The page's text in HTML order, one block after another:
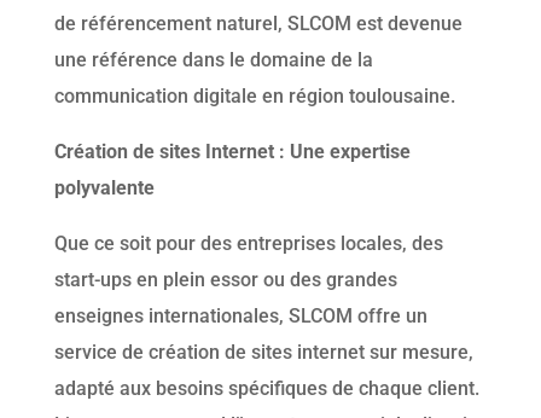
de référencement naturel, SLCOM est devenue
une référence dans le domaine de la
communication digitale en région toulousaine.
Création de sites Internet : Une expertise
polyvalente
Que ce soit pour des entreprises locales, des
start-ups en plein essor ou des grandes
enseignes internationales, SLCOM offre un
service de création de sites internet sur mesure,
adapté aux besoins spécifiques de chaque client.